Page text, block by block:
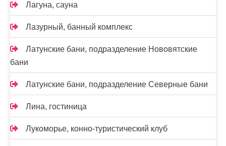
Лагуна, сауна
Лазурный, банный комплекс
Латунские бани, подразделение Нововятские
бани
Латунские бани, подразделение Северные бани
Лина, гостиница
Лукоморье, конно-туристический клуб